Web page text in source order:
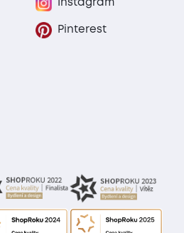
Instagram
Pinterest